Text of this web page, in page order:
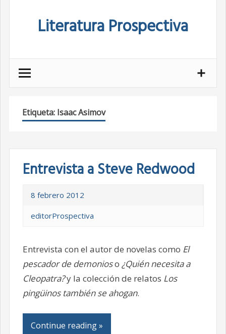
Literatura Prospectiva
Etiqueta: Isaac Asimov
Entrevista a Steve Redwood
8 febrero 2012
editorProspectiva
Entrevista con el autor de novelas como El
pescador de demonioso ¿Quién necesita a
Cleopatra?y la colección de relatos Los
pingüinos también se ahogan.
Continue reading »